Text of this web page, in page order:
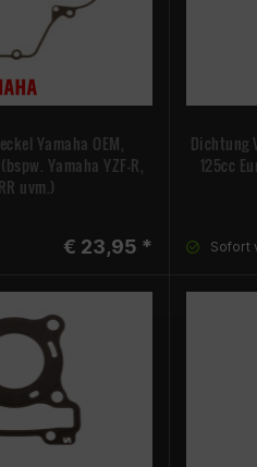
Yamaha OEM,
Yamaha YZF-R,
uvm.)
€ 23,95 *
Dichtung
125cc
Sofort